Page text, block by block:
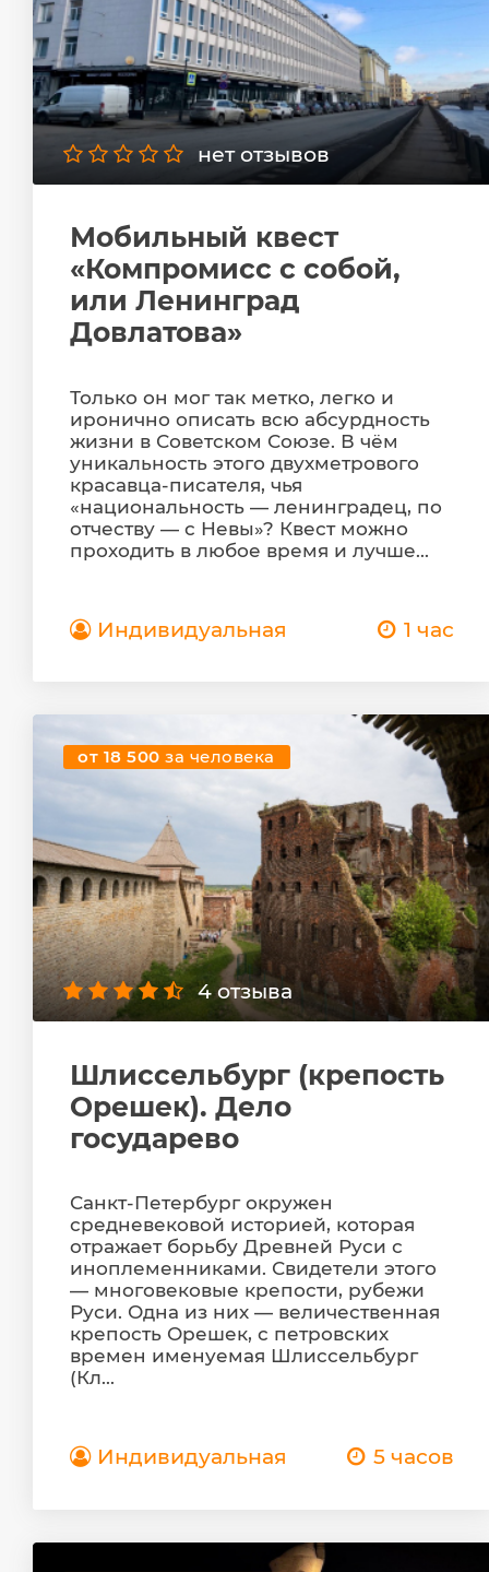
нет отзывов
Мобильный квест
«Компромисс с собой,
или Ленинград
Довлатова»
Только он мог так метко, легко и
иронично описать всю абсурдность
жизни в Советском Союзе. В чём
уникальность этого двухметрового
красавца-писателя, чья
«национальность — ленинградец, по
отчеству — с Невы»? Квест можно
проходить в любое время и лучше...
Индивидуальная 1 час
от 18 500за человека
4 отзыва
Шлиссельбург (крепость
Орешек). Дело
государево
Санкт-Петербург окружен
средневековой историей, которая
отражает борьбу Древней Руси с
иноплеменниками. Свидетели этого
— многовековые крепости, рубежи
Руси. Одна из них — величественная
крепость Орешек, с петровских
времен именуемая Шлиссельбург
(Кл...
Индивидуальная 5 часов